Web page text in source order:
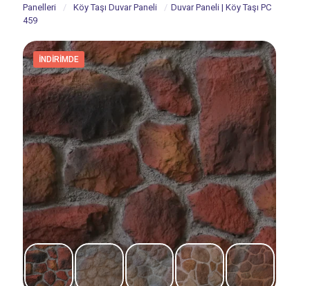
Panelleri
/ Köy Taşı Duvar Paneli / Duvar Paneli | Köy Taşı PC
459
İNDIRIMDE